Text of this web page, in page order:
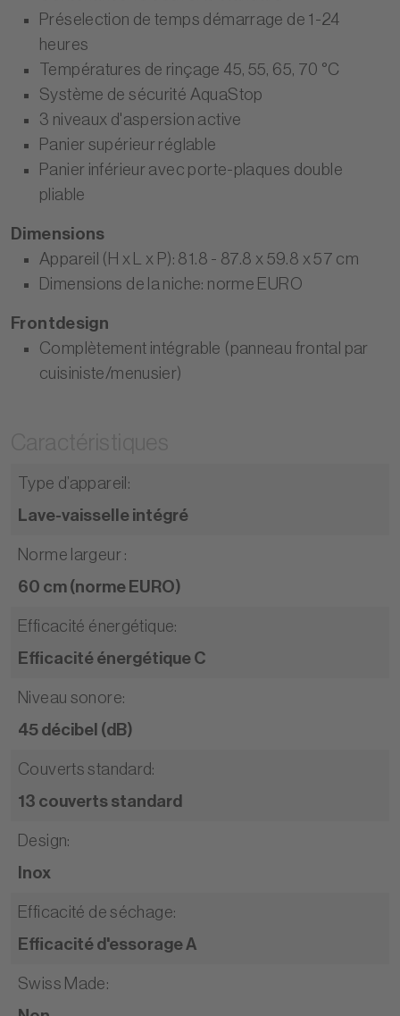
Préselection de temps démarrage de 1-24
heures
Températures de rinçage 45, 55, 65, 70 °C
Système de sécurité AquaStop
3 niveaux d'aspersion active
Panier supérieur réglable
Panier inférieur avec porte-plaques double
pliable
Dimensions
Appareil (H x L x P): 81.8 - 87.8 x 59.8 x 57 cm
Dimensions de la niche: norme EURO
Frontdesign
Complètement intégrable (panneau frontal par
cuisiniste/menusier)
Type d’appareil :
Lave-vaisselle intégré
Norme largeur :
60 cm (norme EURO)
Efficacité énergétique:
Efficacité énergétique C
Niveau sonore:
45 décibel (dB)
Couverts standard:
13 couverts standard
Design:
Inox
Efficacité de séchage:
Efficacité d'essorage A
Swiss Made: